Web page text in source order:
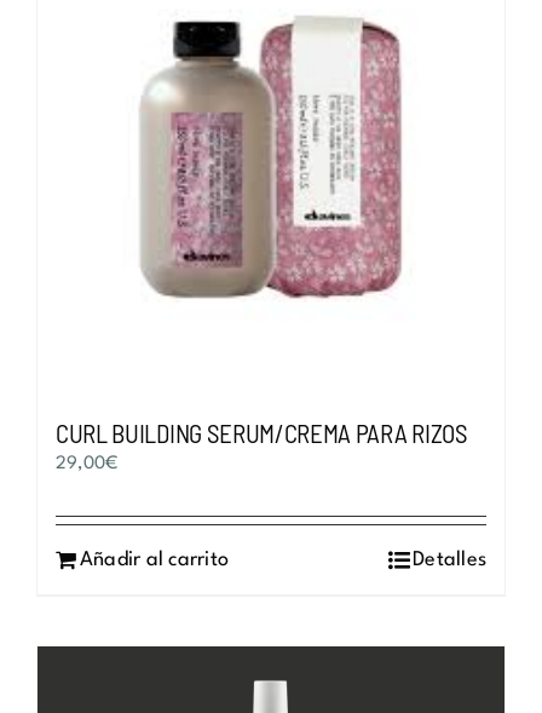
pueden
elegir
en
la
página
de
producto
CURL BUILDING SERUM/CREMA PARA RIZOS
29,00€
Añadir al carrito Detalles